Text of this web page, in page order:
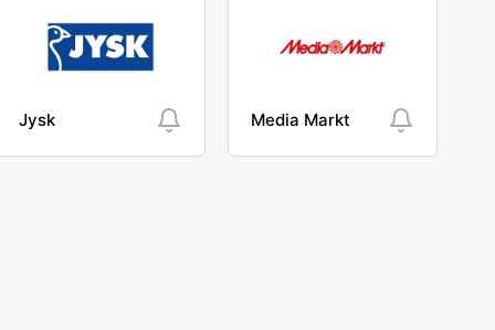
Jysk Media Markt